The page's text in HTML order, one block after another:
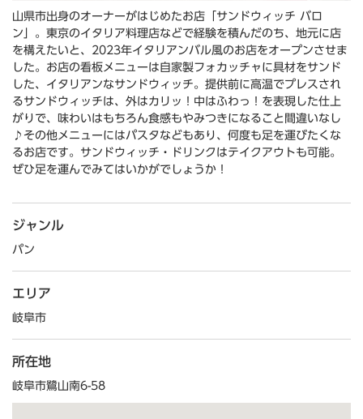
山県市出身のオーナーがはじめたお店「サンドウィッチ バロ
ン」。東京のイタリア料理店などで経験を積んだのち、地元に店
を構えたいと、2023年イタリアンバル風のお店をオープンさせま
した。お店の看板メニューは自家製フォカッチャに具材をサンド
した、イタリアンなサンドウィッチ。提供前に高温でプレスされ
るサンドウィッチは、外はカリッ！中はふわっ！を表現した仕上
がりで、味わいはもちろん食感もやみつきになること間違いなし
♪その他メニューにはパスタなどもあり、何度も足を運びたくな
るお店です。サンドウィッチ・ドリンクはテイクアウトも可能。
ぜひ足を運んでみてはいかがでしょうか！
ジャンル
パン
エリア
岐阜市
所在地
岐阜市鷺山南6-58